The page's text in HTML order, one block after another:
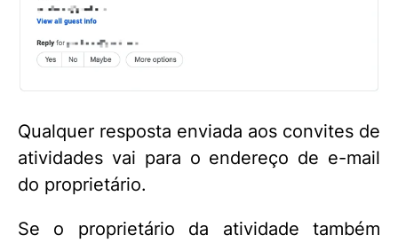
Qualquer resposta enviada aos convites de
atividades vai para o endereço de e-mail
do proprietário.
Se o proprietário da atividade também